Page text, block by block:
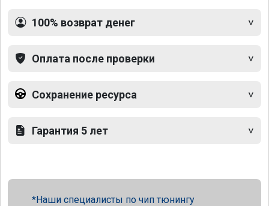
100% возврат денег
Оплата после проверки
Сохранение ресурса
Гарантия 5 лет
Наши специалисты по чип тюнингу